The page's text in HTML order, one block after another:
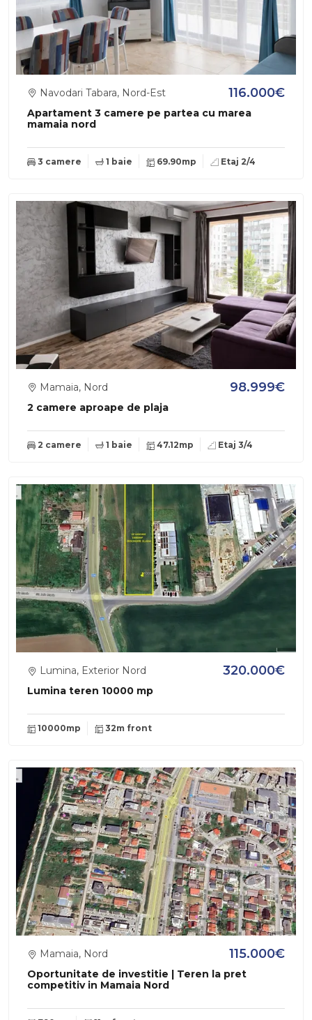
Apartament 3 camere pe partea cu marea
mamaia nord
Navodari Tabara, Nord-Est 116.000€
3 camere 1 baie 69.90mp Etaj 2/4
2 camere aproape de plaja
Mamaia, Nord 98.999€
2 camere 1 baie 47.12mp Etaj 3/4
Lumina teren 10000 mp
Lumina, Exterior Nord 320.000€
10000mp 32m front
Oportunitate de investitie | Teren la pret
competitiv in Mamaia Nord
Mamaia, Nord 115.000€